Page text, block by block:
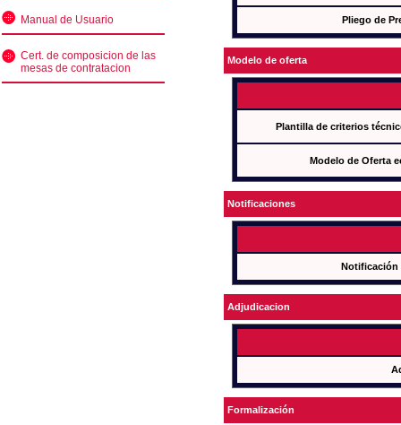
Manual de Usuario
Cert. de composicion de las
mesas de contratacion
Pliego de
Modelo de oferta
Plantilla de criterios
Modelo de Oferta
Notificaciones
Notificación
Adjudicacion
Formalización